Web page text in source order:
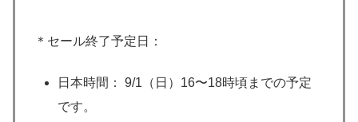
＊セール終了予定日：
日本時間： 9/1（日）16〜18時頃までの予定
です。